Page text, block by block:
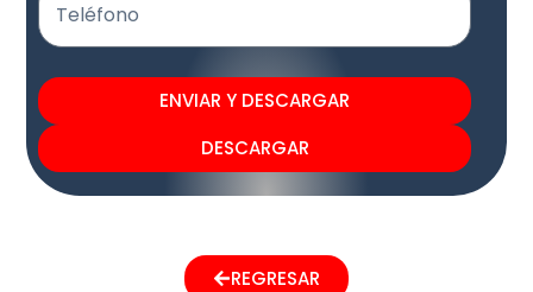
Teléfono
ENVIAR Y DESCARGAR
DESCARGAR
REGRESAR